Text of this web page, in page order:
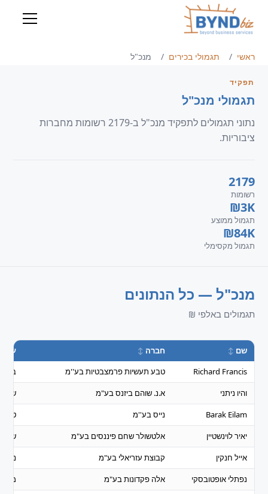
ראשי תגמולי בכירים מנכ"ל
תפקיד
תגמולי מנכ"ל
נתוני תגמולים לתפקיד מנכ"ל ב-2179 רשומות מחברות
ציבוריות.
2179
רשומות
₪3K
תגמול ממוצע
₪84K
תגמול מקסימלי
מנכ"ל — כל הנתונים
תגמולים באלפי ₪
שם חברה
ענף
Richard Francis
טבע תעשיות פרמצבטיות בע''מ
והיו ניתני
א.נ. שוהם ביזנס בע"מ
Barak Eilam
נייס בע''מ
יאיר לוינשטיין
אלטשולר שחם פיננסים בע"מ
אייל חנקין
קבוצת עזריאלי בע"מ
נפתלי אופטובסקי
אלה פקדונות בע"מ